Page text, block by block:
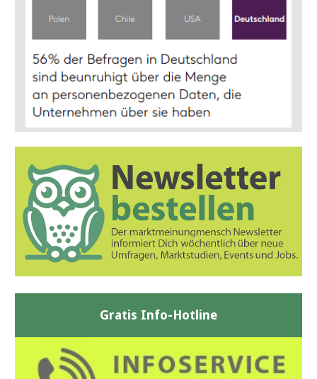
Gratis Info-Hotline